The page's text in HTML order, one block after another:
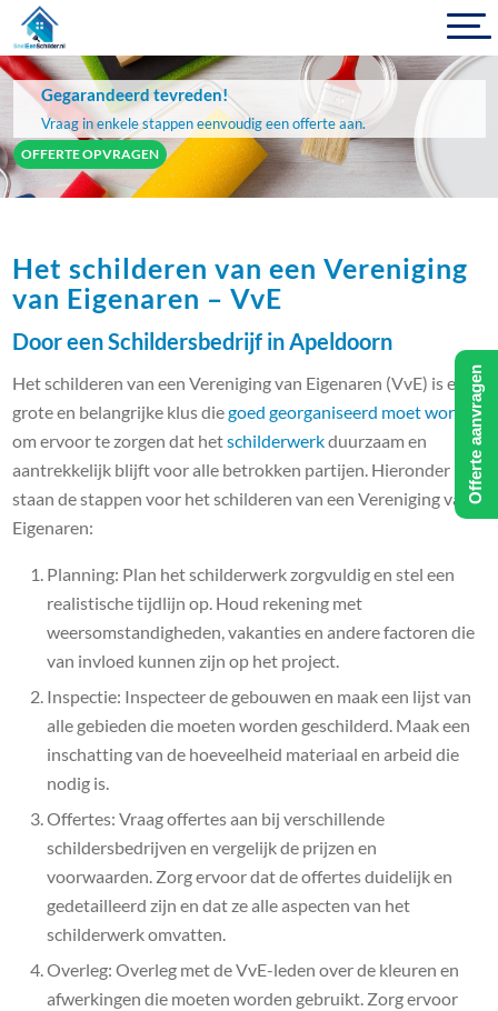
Gegarandeerd tevreden!
Vraag in enkele stappen eenvoudig een offerte aan.
OFFERTE OPVRAGEN
Het schilderen van een Vereniging
van Eigenaren – VvE
Door een Schildersbedrijf in Apeldoorn
Het schilderen van een Vereniging van Eigenaren (VvE) is een
grote en belangrijke klus diegoed georganiseerd moet worden
om ervoor te zorgen dat hetschilderwerkduurzaam en
aantrekkelijk blijft voor alle betrokken partijen. Hieronder
staan de stappen voor het schilderen van een Vereniging van
Eigenaren:
Planning: Plan het schilderwerk zorgvuldig en stel een
realistische tijdlijn op. Houd rekening met
weersomstandigheden, vakanties en andere factoren die
van invloed kunnen zijn op het project.
Inspectie: Inspecteer de gebouwen en maak een lijst van
alle gebieden die moeten worden geschilderd. Maak een
inschatting van de hoeveelheid materiaal en arbeid die
nodig is.
Offertes: Vraag offertes aan bij verschillende
schildersbedrijven en vergelijk de prijzen en
voorwaarden. Zorg ervoor dat de offertes duidelijk en
gedetailleerd zijn en dat ze alle aspecten van het
schilderwerk omvatten.
Overleg: Overleg met de VvE-leden over de kleuren en
afwerkingen die moeten worden gebruikt. Zorg ervoor
Offerte aanvragen